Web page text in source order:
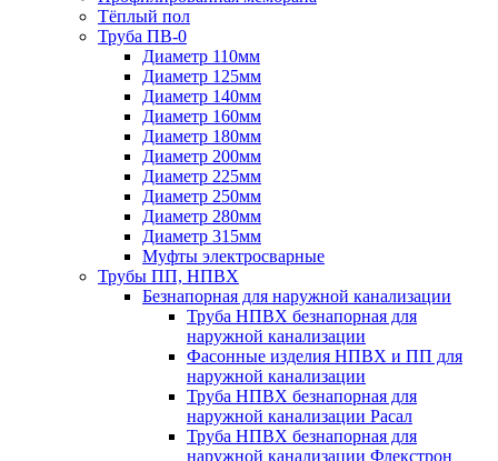
Тёплый пол
Труба ПВ-0
Диаметр 110мм
Диаметр 125мм
Диаметр 140мм
Диаметр 160мм
Диаметр 180мм
Диаметр 200мм
Диаметр 225мм
Диаметр 250мм
Диаметр 280мм
Диаметр 315мм
Муфты электросварные
Трубы ПП, НПВХ
Безнапорная для наружной канализации
Труба НПВХ безнапорная для
наружной канализации
Фасонные изделия НПВХ и ПП для
наружной канализации
Труба НПВХ безнапорная для
наружной канализации Расал
Труба НПВХ безнапорная для
наружной канализации Флекстрон